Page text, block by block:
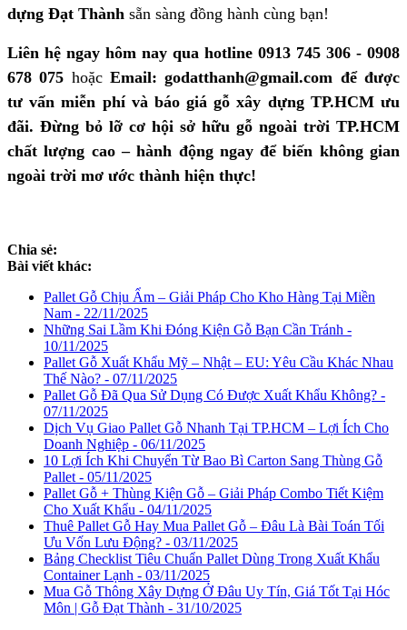
dựng Đạt Thành sẵn sàng đồng hành cùng bạn!
Liên hệ ngay hôm nay qua hotline 0913 745 306 - 0908
678 075 hoặcEmail: godatthanh@gmail.com để được
tư vấn miễn phí và báo giágỗ xây dựng TP.HCMưu
đãi. Đừng bỏ lỡ cơ hội sở hữu gỗ ngoài trời TP.HCM
chất lượng cao – hành động ngay để biến không gian
ngoài trời mơ ước thành hiện thực!
Chia sẻ:
Bài viết khác:
Pallet Gỗ Chịu Ẩm – Giải Pháp Cho Kho Hàng Tại Miền
Nam - 22/11/2025
Những Sai Lầm Khi Đóng Kiện Gỗ Bạn Cần Tránh -
10/11/2025
Pallet Gỗ Xuất Khẩu Mỹ – Nhật – EU: Yêu Cầu Khác Nhau
Thế Nào? - 07/11/2025
Pallet Gỗ Đã Qua Sử Dụng Có Được Xuất Khẩu Không? -
07/11/2025
Dịch Vụ Giao Pallet Gỗ Nhanh Tại TP.HCM – Lợi Ích Cho
Doanh Nghiệp - 06/11/2025
10 Lợi Ích Khi Chuyển Từ Bao Bì Carton Sang Thùng Gỗ
Pallet - 05/11/2025
Pallet Gỗ + Thùng Kiện Gỗ – Giải Pháp Combo Tiết Kiệm
Cho Xuất Khẩu - 04/11/2025
Thuê Pallet Gỗ Hay Mua Pallet Gỗ – Đâu Là Bài Toán Tối
Ưu Vốn Lưu Động? - 03/11/2025
Bảng Checklist Tiêu Chuẩn Pallet Dùng Trong Xuất Khẩu
Container Lạnh - 03/11/2025
Mua Gỗ Thông Xây Dựng Ở Đâu Uy Tín, Giá Tốt Tại Hóc
Môn | Gỗ Đạt Thành - 31/10/2025